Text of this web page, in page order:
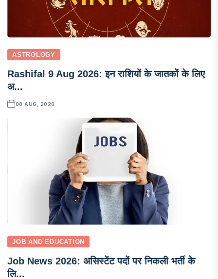
ASTROLOGY
Rashifal 9 Aug 2026: इन राशियों के जातकों के लिए
अ...
08 AUG, 2026
JOB AND EDUCATION
Job News 2026: असिस्टेंट पदों पर निकली भर्ती के
लि...